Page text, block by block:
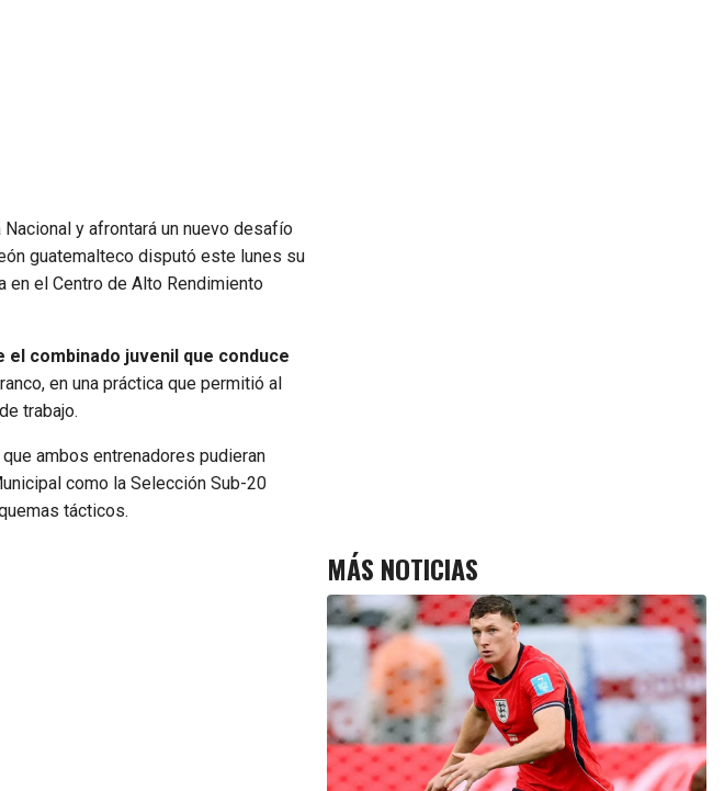
y afrontará un nuevo desafío
guatemalteco disputó este lunes su
en el Centro de Alto Rendimiento
combinado juvenil que conduce
en una práctica que permitió al
trabajo.
ambos entrenadores pudieran
como la Selección Sub-20
tácticos.
MÁS NOTICIAS